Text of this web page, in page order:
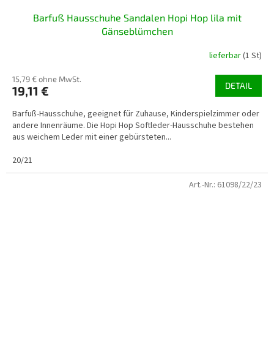
Barfuß Hausschuhe Sandalen Hopi Hop lila mit
Gänseblümchen
lieferbar(1 St)
15,79 € ohne MwSt.
19,11 € DETAIL
Barfuß-Hausschuhe, geeignet für Zuhause, Kinderspielzimmer oder
andere Innenräume. Die Hopi Hop Softleder-Hausschuhe bestehen
aus weichem Leder mit einer gebürsteten...
20/21
Art.-Nr.: 61098/22/23